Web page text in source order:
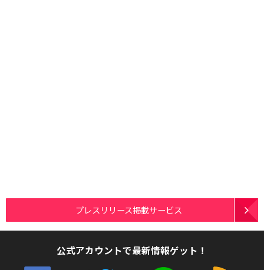
プレスリリース掲載サービス
公式アカウントで最新情報ゲット！